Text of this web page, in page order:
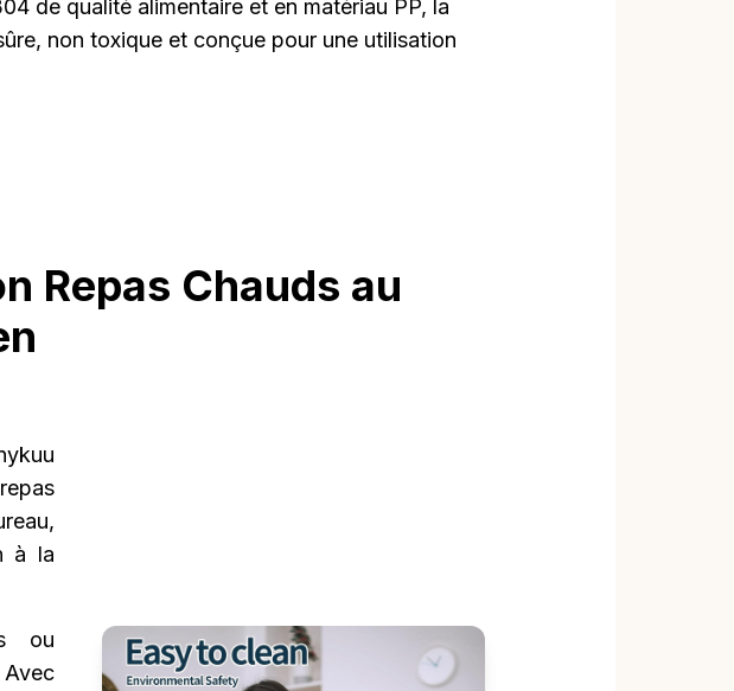
de qualité alimentaire et en matériau PP, la
non toxique et conçue pour une utilisation
Repas Chauds au
à la
ou